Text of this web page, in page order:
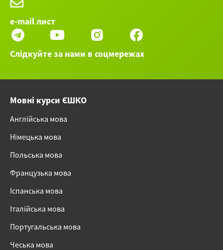
e-mail лист
Слідкуйте за нами в соцмережах
Мовні курси ЄШКО
Англійська мова
Німецька мова
Польська мова
Французька мова
Іспанська мова
Італійська мова
Португальська мова
Чеська мова